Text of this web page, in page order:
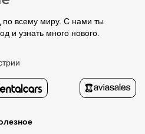
по всему миру. С нами ты
и узнать много нового.